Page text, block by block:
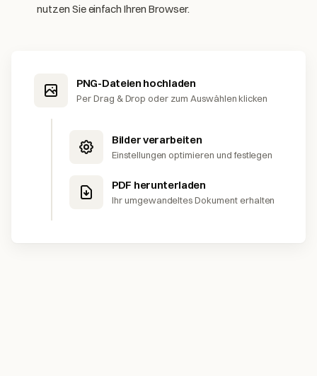
nutzen Sie einfach Ihren Browser.
PNG-Dateien hochladen
Per Drag & Drop oder zum Auswählen klicken
Bilder verarbeiten
Einstellungen optimieren und festlegen
PDF herunterladen
Ihr umgewandeltes Dokument erhalten